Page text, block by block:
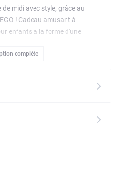
midi avec style, grâce au
! Cadeau amusant à
enfants a la forme d'une
principal isotherme
des serviettes ou des
les en-cas. Une poignée
de l'attacher sur un
complète